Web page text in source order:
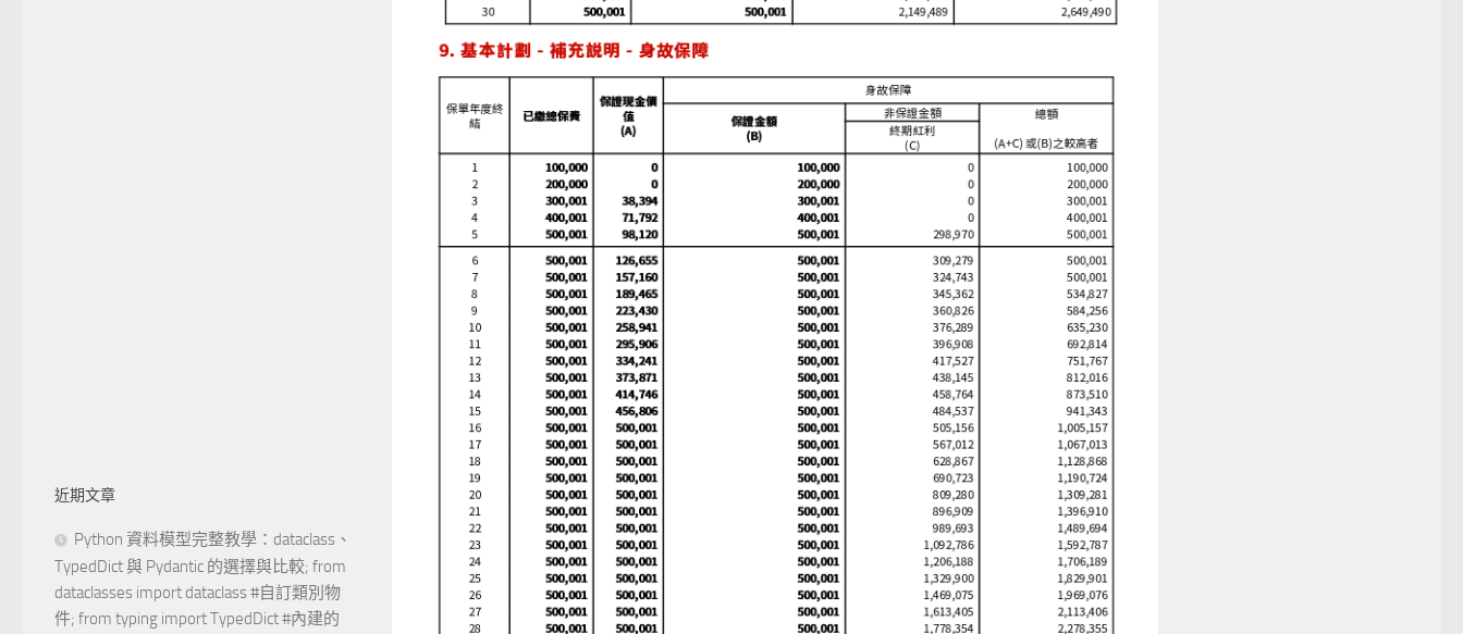
近期文章
Python 資料模型完整教學：dataclass、
TypedDict 與 Pydantic 的選擇與比較; from
dataclasses import dataclass #自訂類別物
件; from typing import TypedDict #內建的